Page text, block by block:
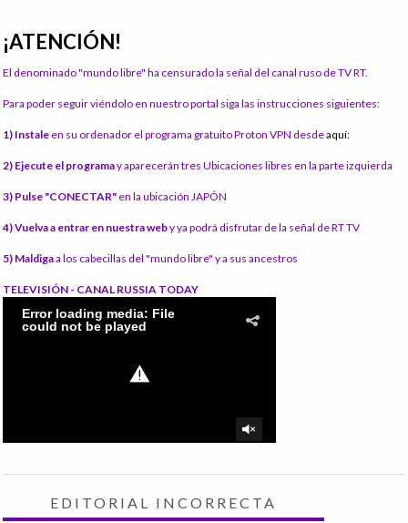
¡ATENCIÓN!
El denominado "mundo libre" ha censurado la señal del canal ruso de TV RT.
Para poder seguir viéndolo en nuestro portal siga las instrucciones siguientes:
1) Instale en su ordenador el programa gratuito Proton VPN desdeaquí:
2) Ejecute el programay aparecerán tres Ubicaciones libres en la parte izquierda
3) Pulse "CONECTAR" en la ubicación JAPÓN
4) Vuelva a entrar en nuestra weby ya podrá disfrutar de la señal de RT TV
5) Maldigaa los cabecillas del "mundo libre" y a sus ancestros
TELEVISIÓN - CANAL RUSSIA TODAY
EDITORIAL INCORRECTA